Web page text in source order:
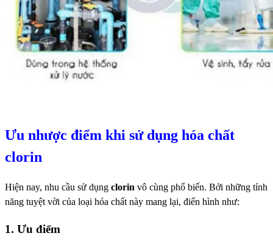
Ưu nhược điểm khi sử dụng hóa chất
clorin
Hiện nay, nhu cầu sử dụng clorin vô cùng phổ biến. Bởi những tính
năng tuyệt vời của loại hóa chất này mang lại, điển hình như:
1. Ưu điểm